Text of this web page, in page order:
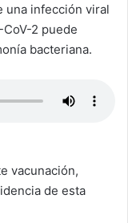
una infección viral
2 puede
bacteriana.
vacunación,
de esta